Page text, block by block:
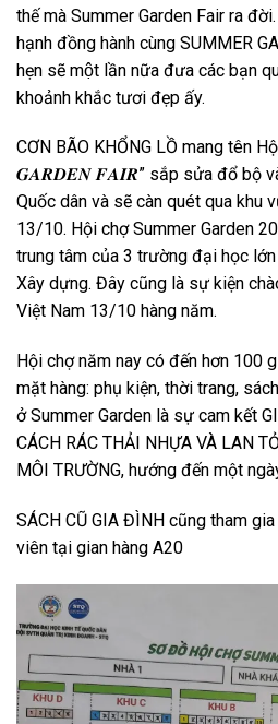
thế mà Summer Garden Fair ra đời.
hạnh đồng hành cùng SUMMER
hẹn sẽ một lần nữa đưa các bạn
khoảnh khắc tươi đẹp ấy.
CƠN BÃO KHỔNG LỒ mang tên
𝑮𝑨𝑹𝑫𝑬𝑵 𝑭𝑨𝑰𝑹” sắp sửa đổ bộ
Quốc dân và sẽ càn quét qua khu
13/10. Hội chợ Summer Garden
trung tâm của 3 trường đại học
Xây dựng. Đây cũng là sự kiện
Việt Nam 13/10 hàng năm.
Hội chợ năm nay có đến hơn 100
mặt hàng: phụ kiện, thời trang,
ở Summer Garden là sự cam kết
CÁCH RÁC THẢI NHỰA VÀ LAN
MÔI TRƯỜNG, hướng đến một
SÁCH CŨ GIA ĐÌNH cũng tham
viên tại gian hàng A20